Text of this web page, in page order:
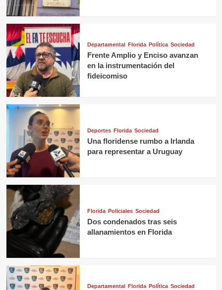
Departamental Florida Política Sociedad
Frente Amplio y Enciso avanzan
en la instrumentación del
fideicomiso
Deportes Florida Sociedad
Una floridense rumbo a Irlanda
para representar a Uruguay
Florida Policiales Sociedad
Dos condenados tras seis
allanamientos en Florida
Departamental Florida Política Sociedad